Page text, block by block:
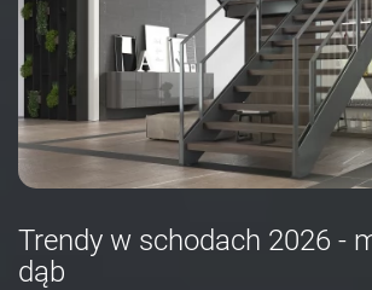
Trendy w schodach 2026 -
dąb